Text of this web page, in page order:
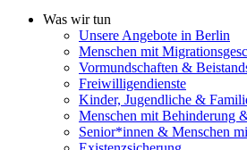
Was wir tun
Unsere Angebote in Berlin
Menschen mit
Vormundschaften &
Freiwilligendienste
Kinder, Jugendliche &
Menschen mit Behinderung
Senior*innen & Menschen